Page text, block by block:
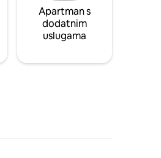
Apartman s
dodatnim
uslugama